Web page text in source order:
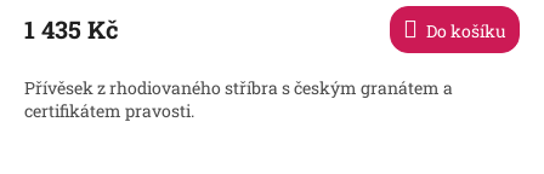
1 435 Kč Do košíku
Přívěsek z rhodiovaného stříbra s českým granátem a
certifikátem pravosti.